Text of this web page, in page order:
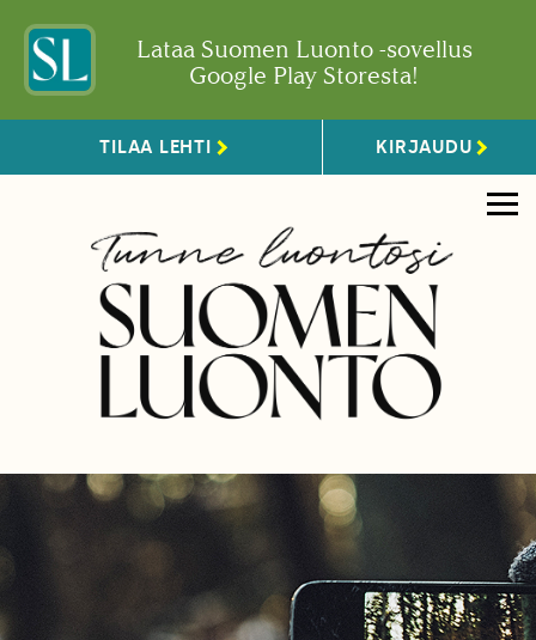
Lataa Suomen Luonto -sovellus
Google Play Storesta!
TILAA LEHTI KIRJAUDU